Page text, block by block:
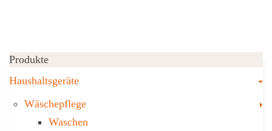
Produkte
Haushaltsgeräte
Wäschepflege
Waschen